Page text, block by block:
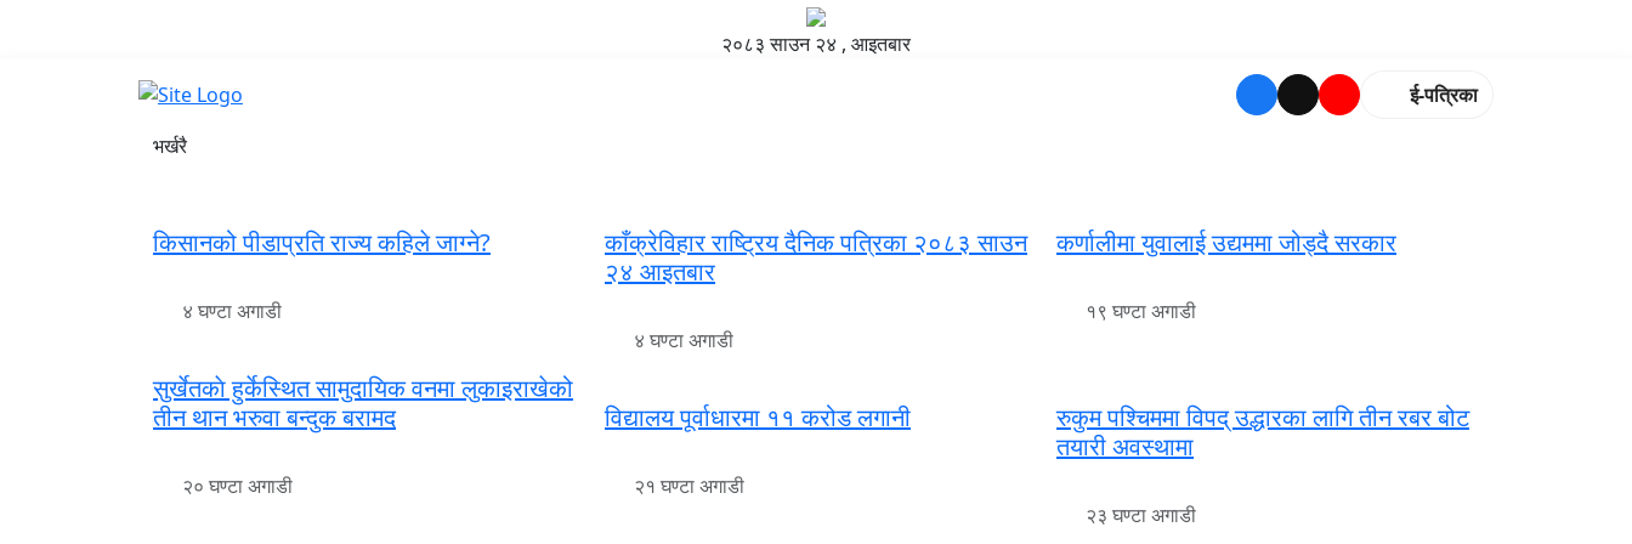
२०८३ साउन २४ , आइतबार
ई-पत्रिका
भर्खरै
किसानको पीडाप्रति राज्य कहिले जाग्ने?
४ घण्टा अगाडी
काँक्रेविहार राष्ट्रिय दैनिक पत्रिका २०८३ साउन
२४ आइतबार
४ घण्टा अगाडी
कर्णालीमा युवालाई उद्यममा जोड्दै सरकार
१९ घण्टा अगाडी
सुर्खेतकाे हुर्केस्थित सामुदायिक वनमा लुकाइराखेको
तीन थान भरुवा बन्दुक बरामद
२० घण्टा अगाडी
विद्यालय पूर्वाधारमा ११ करोड लगानी
२१ घण्टा अगाडी
रुकुम पश्चिममा विपद् उद्धारका लागि तीन रबर बोट
तयारी अवस्थामा
२३ घण्टा अगाडी